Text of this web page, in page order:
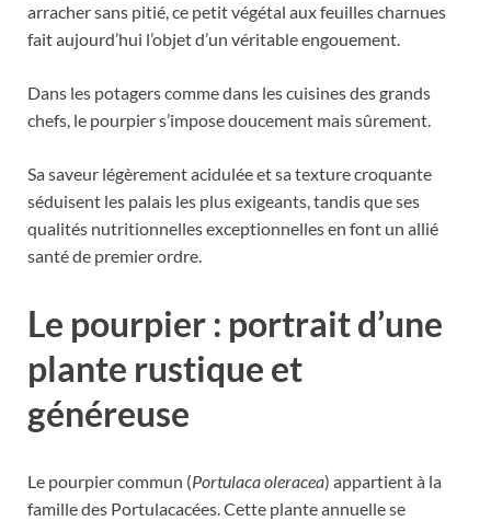
arracher sans pitié, ce petit végétal aux feuilles charnues
fait aujourd’hui l’objet d’un véritable engouement.
Dans les potagers comme dans les cuisines des grands
chefs, le pourpier s’impose doucement mais sûrement.
Sa saveur légèrement acidulée et sa texture croquante
séduisent les palais les plus exigeants, tandis que ses
qualités nutritionnelles exceptionnelles en font un allié
santé de premier ordre.
Le pourpier : portrait d’une
plante rustique et
généreuse
Le pourpier commun (Portulaca oleracea) appartient à la
famille des Portulacacées. Cette plante annuelle se